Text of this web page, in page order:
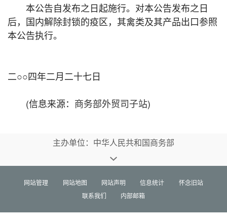
本公告自发布之日起施行。对本公告发布之日
后，国内解除封锁的疫区，其禽类及其产品出口参照
本公告执行。
二○○四年二月二十七日
(信息来源： 商务部外贸司子站)
主办单位：中华人民共和国商务部
网站管理 网站地图 网站声明 信息统计
怀念旧站
联系我们
内部邮箱